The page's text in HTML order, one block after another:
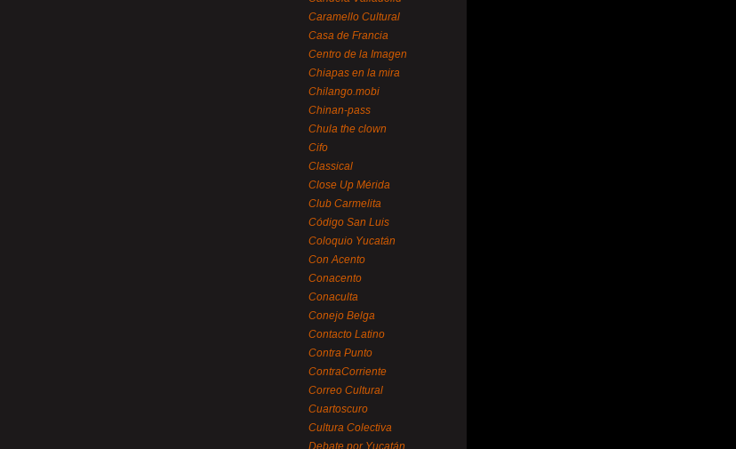
Caramello Cultural
Casa de Francia
Centro de la Imagen
Chiapas en la mira
Chilango.mobi
Chinan-pass
Chula the clown
Cifo
Classical
Close Up Mérida
Club Carmelita
Código San Luis
Coloquio Yucatán
Con Acento
Conacento
Conaculta
Conejo Belga
Contacto Latino
Contra Punto
ContraCorriente
Correo Cultural
Cuartoscuro
Cultura Colectiva
Debate por Yucatán